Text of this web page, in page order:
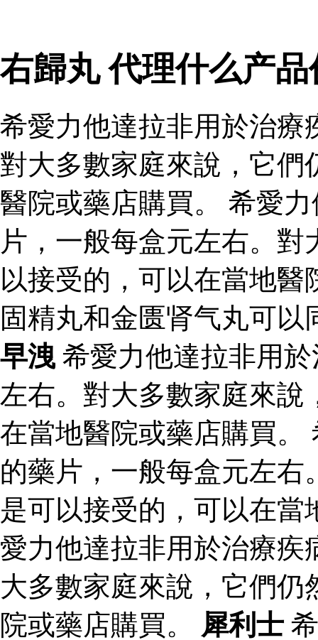
右歸丸 代理什么产
希愛力他達拉非用於治療
對大多數家庭來說，它們
醫院或藥店購買。 希愛
片，一般每盒元左右。
以接受的，可以在當地醫
固精丸和金匮肾气丸可
早洩 希愛力他達拉非用
左右。對大多數家庭來說
在當地醫院或藥店購買。
的藥片，一般每盒元左
是可以接受的，可以在
愛力他達拉非用於治療疾
大多數家庭來說，它們
院或藥店購買。 犀利士